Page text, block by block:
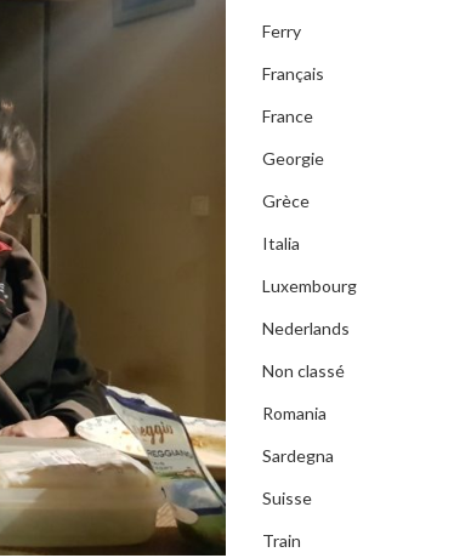
Ferry
Français
France
Georgie
Grèce
Italia
Luxembourg
Nederlands
Non classé
Romania
Sardegna
Suisse
Train